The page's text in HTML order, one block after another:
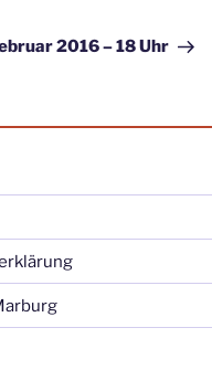
2016 – 18 Uhr